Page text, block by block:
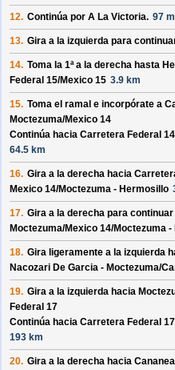
12. Continúa por A La Victoria. 97 m
13. Gira a la izquierda para
14. Toma la 1ª a la derecha hasta
Federal 15/Mexico 15 3.9 km
15. Toma el ramal e incorpórate a
Moctezuma/Mexico 14
Continúa hacia Carretera Federal
64.5 km
16. Gira a la derecha hacia
Mexico 14/Moctezuma - Hermosillo
17. Gira a la derecha para continuar
Moctezuma/Mexico 14/Moctezuma
18. Gira ligeramente a la izquierda
Nacozari De Garcia - Moctezuma/
19. Gira a la izquierda hacia
Federal 17
Continúa hacia Carretera Federal 17
193 km
20. Gira a la derecha hacia